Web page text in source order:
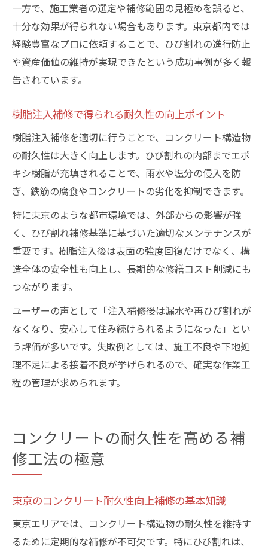
一方で、施工業者の選定や補修範囲の見極めを誤ると、
十分な効果が得られない場合もあります。東京都内では
経験豊富なプロに依頼することで、ひび割れの進行防止
や資産価値の維持が実現できたという成功事例が多く報
告されています。
樹脂注入補修で得られる耐久性の向上ポイント
樹脂注入補修を適切に行うことで、コンクリート構造物
の耐久性は大きく向上します。ひび割れの内部までエポ
キシ樹脂が充填されることで、雨水や塩分の侵入を防
ぎ、鉄筋の腐食やコンクリートの劣化を抑制できます。
特に東京のような都市環境では、外部からの影響が強
く、ひび割れ補修基準に基づいた適切なメンテナンスが
重要です。樹脂注入後は表面の強度回復だけでなく、構
造全体の安全性も向上し、長期的な修繕コスト削減にも
つながります。
ユーザーの声として「注入補修後は漏水や再ひび割れが
なくなり、安心して住み続けられるようになった」とい
う評価が多いです。失敗例としては、施工不良や下地処
理不足による接着不良が挙げられるので、確実な作業工
程の管理が求められます。
コンクリートの耐久性を高める補
修工法の極意
東京のコンクリート耐久性向上補修の基本知識
東京エリアでは、コンクリート構造物の耐久性を維持す
るために定期的な補修が不可欠です。特にひび割れは、